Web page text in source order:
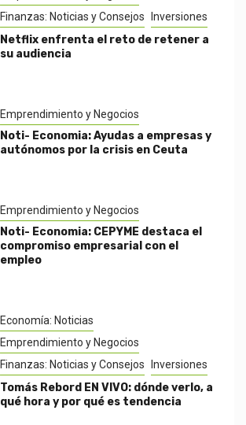
Finanzas: Noticias y Consejos
Inversiones
Netflix enfrenta el reto de retener a
su audiencia
Emprendimiento y Negocios
Noti- Economia: Ayudas a empresas y
autónomos por la crisis en Ceuta
Emprendimiento y Negocios
Noti- Economia: CEPYME destaca el
compromiso empresarial con el
empleo
Economía: Noticias
Emprendimiento y Negocios
Finanzas: Noticias y Consejos
Inversiones
Tomás Rebord EN VIVO: dónde verlo, a
qué hora y por qué es tendencia